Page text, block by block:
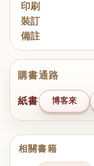
印刷
裝訂
備註
購書通路
紙書 博客來
相關書籍